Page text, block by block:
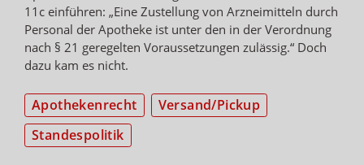
11c einführen: „Eine Zustellung von Arzneimitteln durch
Personal der Apotheke ist unter den in der Verordnung
nach § 21 geregelten Voraussetzungen zulässig.“ Doch
dazu kam es nicht.
Apothekenrecht
Versand/Pickup
Standespolitik